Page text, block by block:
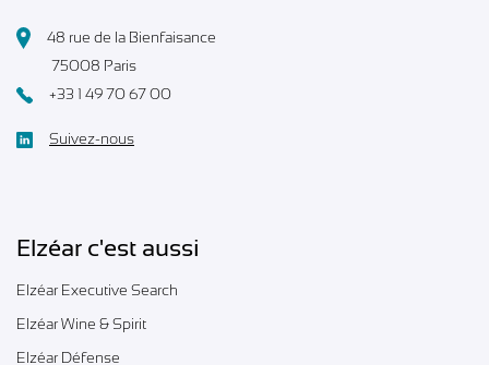
48 rue de la Bienfaisance
75008 Paris
+33 1 49 70 67 00
Suivez-nous
Elzéar c'est aussi
Elzéar Executive Search
Elzéar Wine & Spirit
Elzéar Défense